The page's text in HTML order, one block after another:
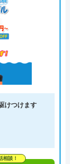
けつけます
相談！